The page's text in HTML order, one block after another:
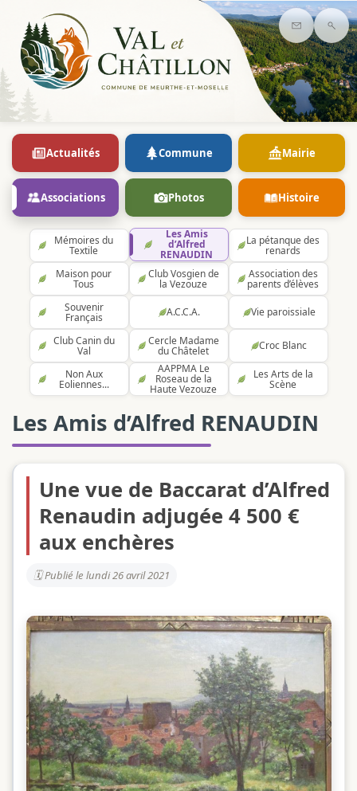
Contact
Actualités Commune Mairie
Associations Photos Histoire
Mémoires du
Textile
Les Amis
d’Alfred
RENAUDIN
La pétanque des
renards
Maison pour
Tous
Club Vosgien de
la Vezouze
Association des
parents d’élèves
Souvenir
Français A.C.C.A. Vie paroissiale
Club Canin du
Val
Cercle Madame
du Châtelet Croc Blanc
Non Aux
Eoliennes...
AAPPMA Le
Roseau de la
Haute Vezouze
Les Arts de la
Scène
Les Amis d’Alfred RENAUDIN
Une vue de Baccarat d’Alfred
Renaudin adjugée 4 500 €
aux enchères
Publié le lundi 26 avril 2021